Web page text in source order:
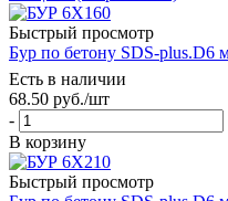
Быстрый просмотр
Бур по бетону SDS-plus.D6
Есть в наличии
68.50 руб./шт
-
В корзину
Быстрый просмотр